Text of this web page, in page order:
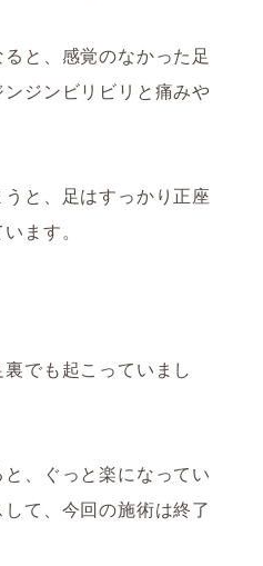
と、感覚のなかった足
ジンビリビリと痛みや
と、足はすっかり正座
ます。
でも起こっていまし
、ぐっと楽になってい
て、今回の施術は終了